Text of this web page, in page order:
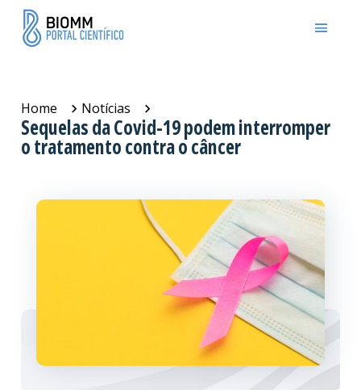
Home Notícias
Sequelas da Covid-19 podem interromper
o tratamento contra o câncer